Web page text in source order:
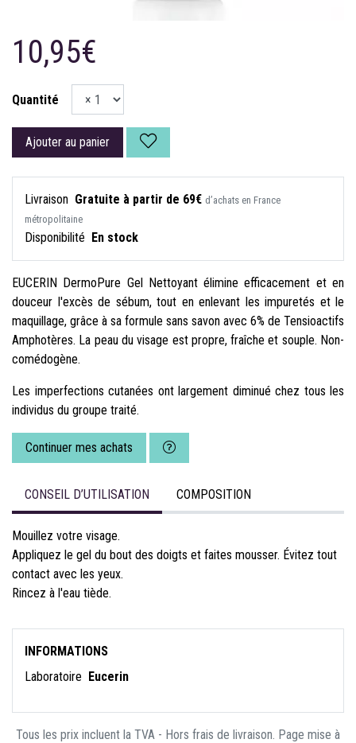
10,95€
Quantité
Ajouter au panier
Livraison Gratuite à partir de 69€ d’achats en France
métropolitaine
Disponibilité En stock
EUCERIN DermoPure Gel Nettoyant élimine efficacement et en
douceur l'excès de sébum, tout en enlevant les impuretés et le
maquillage, grâce à sa formule sans savon avec 6% de Tensioactifs
Amphotères. La peau du visage est propre, fraîche et souple. Non-
comédogène.
Les imperfections cutanées ont largement diminué chez tous les
individus du groupe traité.
Continuer mes achats
CONSEIL D’UTILISATION COMPOSITION
Mouillez votre visage.
Appliquez le gel du bout des doigts et faites mousser. Évitez tout
contact avec les yeux.
Rincez à l'eau tiède.
INFORMATIONS
Laboratoire Eucerin
Tous les prix incluent la TVA - Hors frais de livraison. Page mise à